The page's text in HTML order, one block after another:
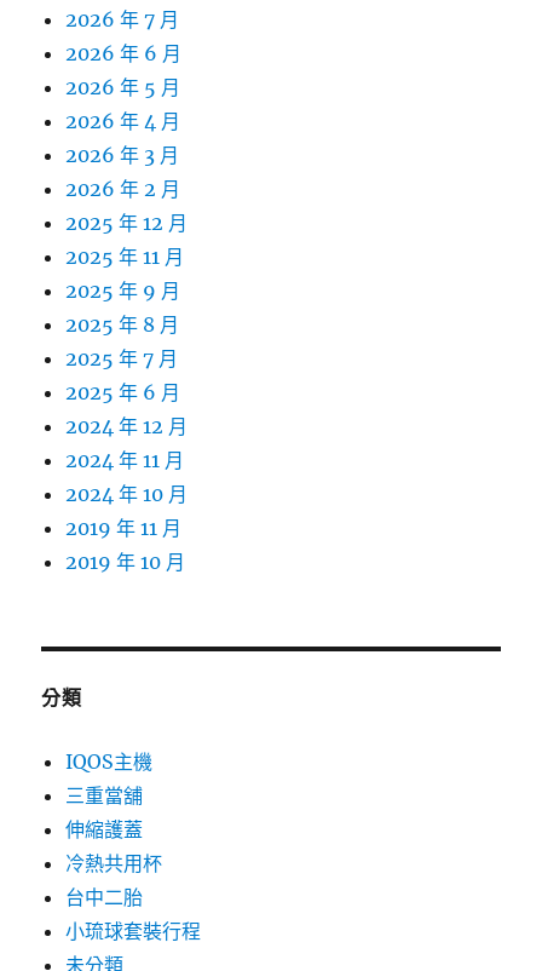
2026 年 7 月
2026 年 6 月
2026 年 5 月
2026 年 4 月
2026 年 3 月
2026 年 2 月
2025 年 12 月
2025 年 11 月
2025 年 9 月
2025 年 8 月
2025 年 7 月
2025 年 6 月
2024 年 12 月
2024 年 11 月
2024 年 10 月
2019 年 11 月
2019 年 10 月
分類
IQOS主機
三重當舖
伸縮護蓋
冷熱共用杯
台中二胎
小琉球套裝行程
未分類